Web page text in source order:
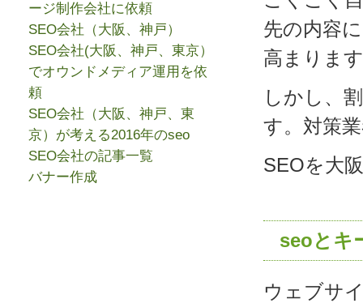
先の内容
高まりま
しかし、
す。対策
SEOを大
seoとキ
ウェブサ
ージ制作会社に依頼
SEO会社（大阪、神戸）
SEO会社(大阪、神戸、東京）
でオウンドメディア運用を依
頼
SEO会社（大阪、神戸、東
京）が考える2016年のseo
SEO会社の記事一覧
バナー作成